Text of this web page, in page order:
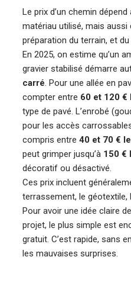
Le prix d’un chemin
matériau utilisé, mais aussi
préparation du terrain, et
En 2025, on estime qu’un
gravier stabilisé démarre
carré. Pour une allée en
compter entre 60 et 120 €
type de pavé. L’enrobé
pour les accès
compris entre 40 et 70 €
peut grimper jusqu’à 150 €
décoratif ou désactivé.
Ces prix incluent
terrassement, le
Pour avoir une idée claire
projet, le plus simple est
gratuit. C’est rapide, sans
les mauvaises surprises.